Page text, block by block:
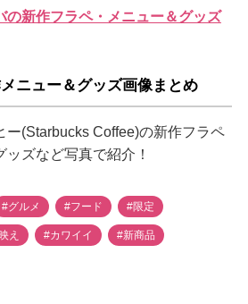
の新作フラペ・メニュー＆グッズ
ニュー＆グッズ画像まとめ
ー(Starbucks Coffee)の新作フラペ
ズなど写真で紹介！
#グルメ #フード #限定
え #カワイイ #新商品